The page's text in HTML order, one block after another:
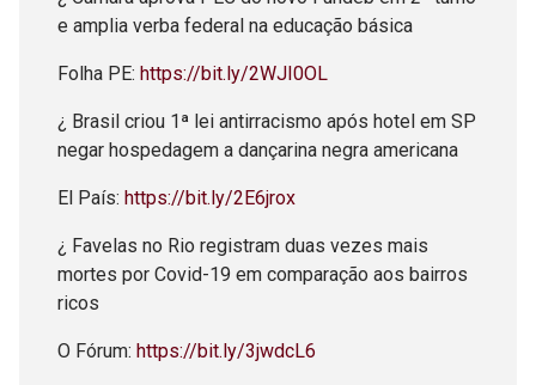
e amplia verba federal na educação básica
Folha PE: https://bit.ly/2WJI0OL
¿ Brasil criou 1ª lei antirracismo após hotel em SP
negar hospedagem a dançarina negra americana
El País: https://bit.ly/2E6jrox
¿ Favelas no Rio registram duas vezes mais
mortes por Covid-19 em comparação aos bairros
ricos
O Fórum: https://bit.ly/3jwdcL6